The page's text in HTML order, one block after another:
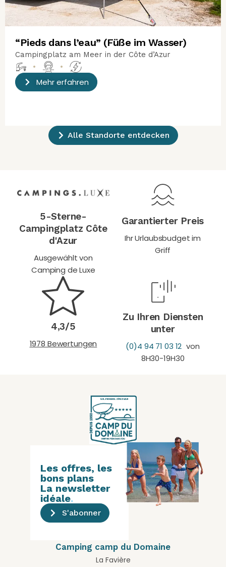
“Pieds dans l’eau” (Füße im Wasser)
Campingplatz am Meer in der Côte d’Azur
•
•
Mehr erfahren
Alle Standorte entdecken
5-Sterne-
Campingplatz Côte
d'Azur
Ausgewählt von
Camping de Luxe
Garantierter Preis
Ihr Urlaubsbudget im
Griff
4,3/5
1978 Bewertungen
Zu Ihren Diensten
unter
(0)4 94 71 03 12 von
8H30-19H30
Camping camp du Domaine
La Favière
Les offres, les
bons plans
La newsletter
idéale.
S'abonner